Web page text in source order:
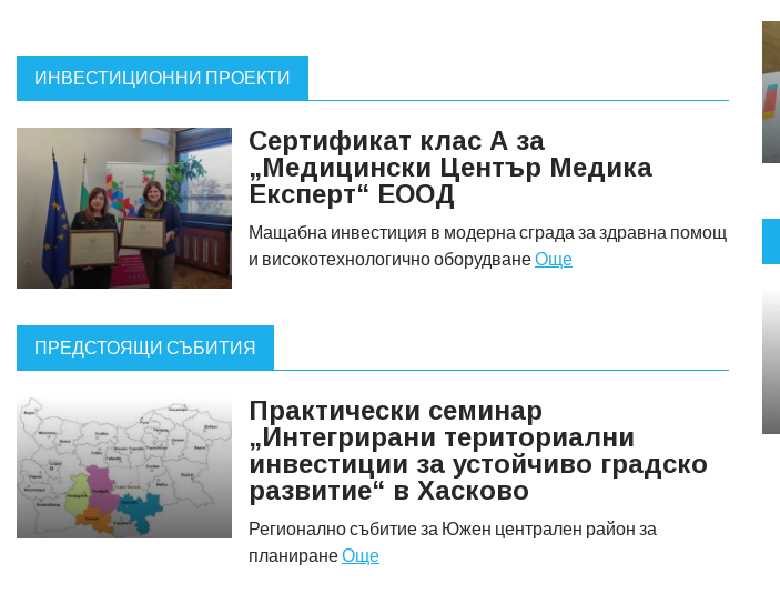
ИНВЕСТИЦИОННИ ПРОЕКТИ
Сертификат клас А за
„Медицински Център Медика
Експерт“ ЕООД
Мащабна инвестиция в модерна сграда за здравна помощ
и високотехнологично оборудванеОще
ПРЕДСТОЯЩИ СЪБИТИЯ
Практически семинар
„Интегрирани териториални
инвестиции за устойчиво градско
развитие“ в Хасково
Регионално събитие за Южен централен район за
планиранеОще